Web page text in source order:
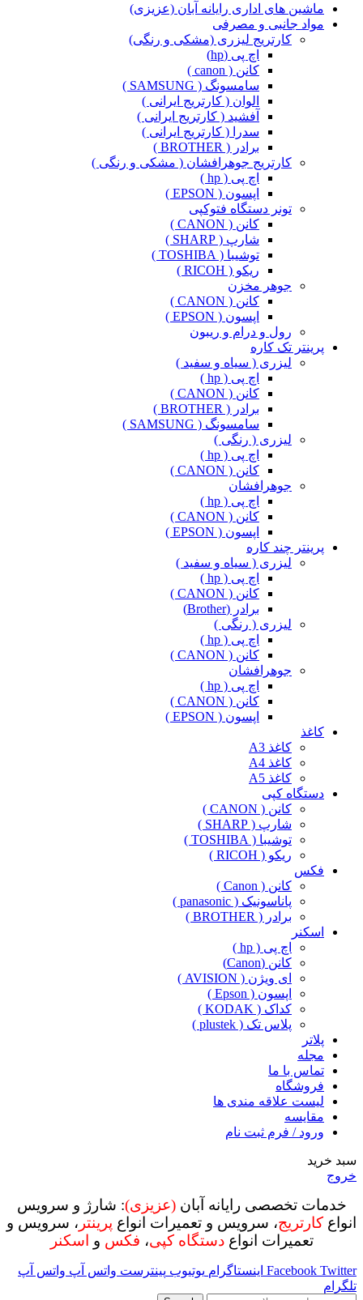
ماشین های اداری رایانه آبان (عزیزی)
مواد جانبی و مصرفی
کارتریج لیزری (مشکی و رنگی)
اچ پی (hp)
کانن ( canon )
سامسونگ ( SAMSUNG )
الوان ( کارتریج ایرانی )
آفشید ( کارتریج ایرانی )
سدرا ( کارتریج ایرانی )
برادر ( BROTHER )
کارتریج جوهرافشان ( مشکی و رنگی )
اچ پی ( hp )
اپسون ( EPSON )
تونر دستگاه فتوکپی
کانن ( CANON )
شارپ ( SHARP )
توشیبا ( TOSHIBA )
ریکو ( RICOH )
جوهر مخزن
کانن ( CANON )
اپسون ( EPSON )
رول و درام و ریبون
پرینتر تک کاره
لیزری ( سیاه و سفید )
اچ پی ( hp )
کانن ( CANON )
برادر ( BROTHER )
سامسونگ ( SAMSUNG )
لیزری ( رنگی )
اچ پی ( hp )
کانن ( CANON )
جوهرافشان
اچ پی ( hp )
کانن ( CANON )
اپسون ( EPSON )
پرینتر چند کاره
لیزری ( سیاه و سفید )
اچ پی ( hp )
کانن ( CANON )
برادر (Brother)
لیزری ( رنگی )
اچ پی ( hp )
کانن ( CANON )
جوهرافشان
اچ پی ( hp )
کانن ( CANON )
اپسون ( EPSON )
کاغذ
کاغذ A3
کاغذ A4
کاغذ A5
دستگاه کپی
کانن ( CANON )
شارپ ( SHARP )
توشیبا ( TOSHIBA )
ریکو ( RICOH )
فکس
کانن ( Canon )
پاناسونیک ( panasonic )
برادر ( BROTHER )
اسکنر
اچ پی ( hp )
کانن (Canon)
ای ویژن ( AVISION )
اپسون ( Epson )
کداک ( KODAK )
پلاس تک ( plustek )
پلاتر
مجله
تماس با ما
فروشگاه
لیست علاقه مندی ها
مقایسه
ورود / فرم ثبت نام
سبد خرید
خروج
خدمات تخصصی رایانه آبان (عزیزی): شارژ و سرویس
انواع کارتریج، سرویس و تعمیرات انواع پرینتر ، سرویس و
تعمیرات انواعدستگاه کپی، فکس و اسکنر
Facebook Twitter اینستاگرام یوتیوب پینترست واتس آپ واتس آپ
تلگرام